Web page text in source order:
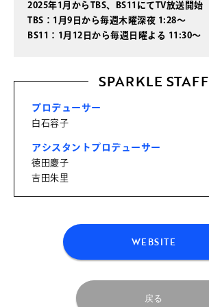
2025年1月からTBS、BS11にてTV放送開始
TBS：1月9日から毎週木曜深夜 1:28～
BS11：1月12日から毎週日曜よる 11:30～
SPARKLE STAFF
プロデューサー
白石容子
アシスタントプロデューサー
徳田慶子
吉田朱里
WEBSITE
戻る